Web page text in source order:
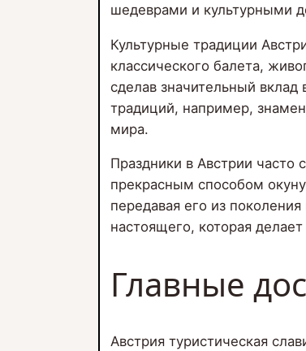
шедеврами и культурными
Культурные традиции
классического балета,
сделав значительный
традиций, например,
мира.
Праздники в Австрии
прекрасным способом
передавая его из
настоящего, которая
Главные
Австрия туристическая